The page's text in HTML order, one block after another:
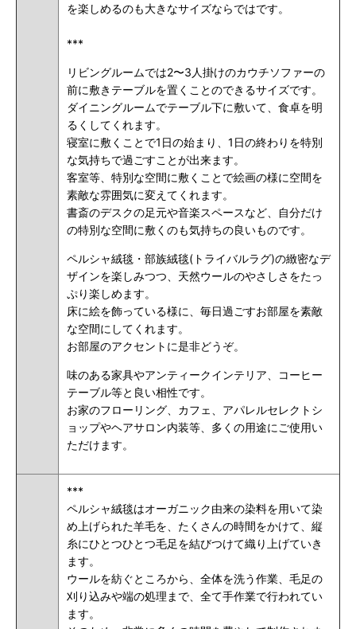
を楽しめるのも大きなサイズならではです。
***
リビングルームでは2〜3人掛けのカウチソファーの
前に敷きテーブルを置くことのできるサイズです。
ダイニングルームでテーブル下に敷いて、食卓を明
るくしてくれます。
寝室に敷くことで1日の始まり、1日の終わりを特別
な気持ちで過ごすことが出来ます。
客室等、特別な空間に敷くことで絵画の様に空間を
素敵な雰囲気に変えてくれます。
書斎のデスクの足元や音楽スペースなど、自分だけ
の特別な空間に敷くのも気持ちの良いものです。
ペルシャ絨毯・部族絨毯(トライバルラグ)の緻密なデ
ザインを楽しみつつ、天然ウールのやさしさをたっ
ぷり楽しめます。
床に絵を飾っている様に、毎日過ごすお部屋を素敵
な空間にしてくれます。
お部屋のアクセントに是非どうぞ。
味のある家具やアンティークインテリア、コーヒー
テーブル等と良い相性です。
お家のフローリング、カフェ、アパレルセレクトシ
ョップやヘアサロン内装等、多くの用途にご使用い
ただけます。
***
ペルシャ絨毯はオーガニック由来の染料を用いて染
め上げられた羊毛を、たくさんの時間をかけて、縦
糸にひとつひとつ毛足を結びつけて織り上げていき
ます。
ウールを紡ぐところから、全体を洗う作業、毛足の
刈り込みや端の処理まで、全て手作業で行われてい
ます。